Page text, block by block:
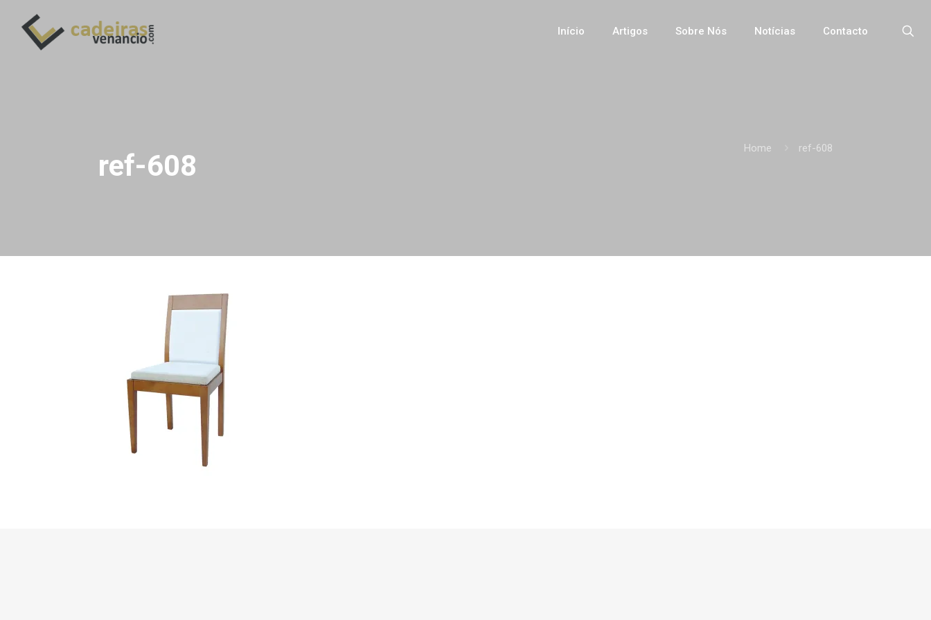
Início Artigos Sobre Nós Notícias Contacto
ref-608
Home ref-608